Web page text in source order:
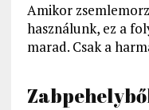
Amikor
használunk, ez a
marad. Csak a